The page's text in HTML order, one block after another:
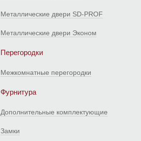
Металлические двери SD-PROF
Металлические двери Эконом
Перегородки
Межкомнатные перегородки
Фурнитура
Дополнительные комплектующие
Замки